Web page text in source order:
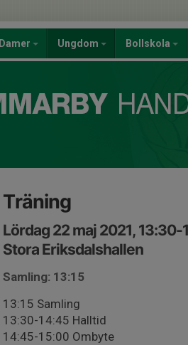
Damer Ungdom Bollskola
Träning
Lördag 22 maj 2021, 13:30-
Stora Eriksdalshallen
Samling: 13:15
13:15 Samling
13:30-14:45 Halltid
14:45-15:00 Ombyte